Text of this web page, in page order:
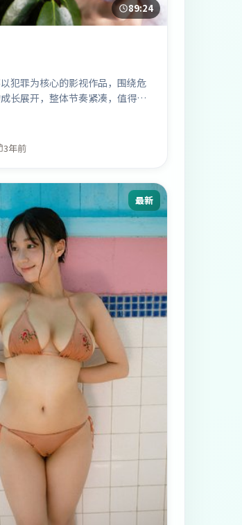
89:24
犯罪为核心的影视作品，围绕危
长展开，整体节奏紧凑，值得推
3年前
最新